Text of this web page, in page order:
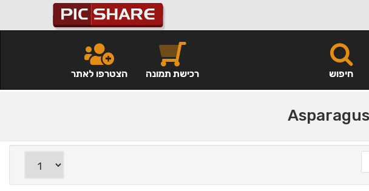
חיפוש הצטרפו לאתר רכישת תמונה